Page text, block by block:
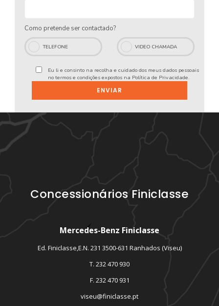
Como pretende ser contactado?
TELEFONE VIDEO CHAMADA
Eu li e consinto na recolha e cuidado dos meus dados pessoais
no termos e condições expostos na Política de Privacidade.
ENVIAR
Concessionários Finiclasse
Mercedes-Benz Finiclasse
Ed. Finiclasse,E.N. 231 3500-631 Ranhados (Viseu)
T. 232 470 930
F. 232 470 931
viseu@finiclasse.pt